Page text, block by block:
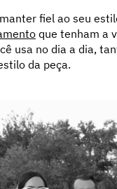
fiel ao seu
que tenham a
usa no dia a dia,
da peça.